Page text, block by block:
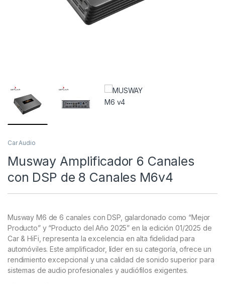
Car Audio
Musway Amplificador 6 Canales
con DSP de 8 Canales M6v4
Musway M6 de 6 canales con DSP, galardonado como “Mejor
Producto” y “Producto del Año 2025” en la edición 01/2025 de
Car & HiFi, representa la excelencia en alta fidelidad para
automóviles. Este amplificador, líder en su categoría, ofrece un
rendimiento excepcional y una calidad de sonido superior para
sistemas de audio profesionales y audiófilos exigentes.